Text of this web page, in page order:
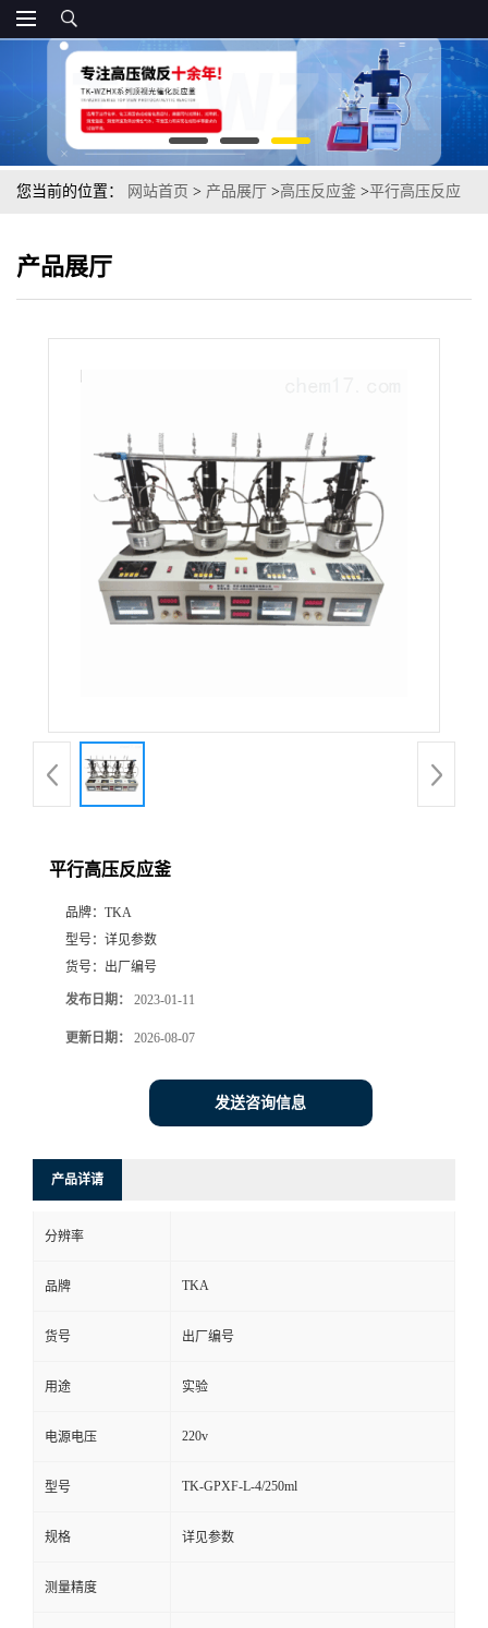
您当前的位置： 网站首页 > 产品展厅 >高压反应釜 >平行高压反应
产品展厅
平行高压反应釜
品牌： TKA
型号： 详见参数
货号： 出厂编号
发布日期： 2023-01-11
更新日期： 2026-08-07
发送咨询信息
产品详请
分辨率
品牌 TKA
货号 出厂编号
用途 实验
电源电压 220v
型号 TK-GPXF-L-4/250ml
规格 详见参数
测量精度